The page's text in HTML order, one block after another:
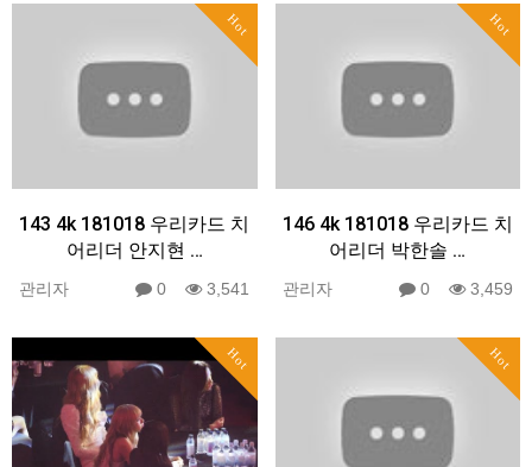
Hot
143 4k 181018 우리카드 치
어리더 안지현 …
관리자 0 3,541
Hot
146 4k 181018 우리카드 치
어리더 박한솔 …
관리자 0 3,459
Hot Hot